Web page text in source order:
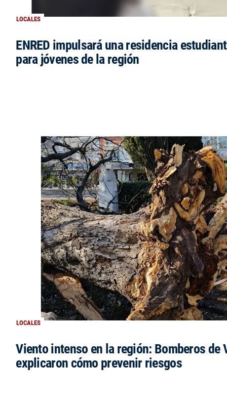
LOCALES
ENRED impulsará una residencia
para jóvenes de la región
LOCALES
Viento intenso en la región: Bomberos de
explicaron cómo prevenir riesgos